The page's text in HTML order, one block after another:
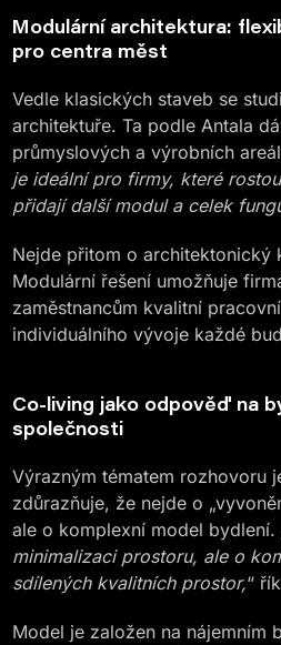
Modulární architektura:
pro centra měst
Vedle klasických staveb se
architektuře. Ta podle Antala
průmyslových a výrobních
je ideální pro firmy, které
přidají další modul a celek
Nejde přitom o architektonický
Modulární řešení umožňuje
zaměstnancům kvalitní
individuálního vývoje každé
Co-living jako odpověď na
společnosti
Výrazným tématem rozhovoru
zdůrazňuje, že nejde o
ale o komplexní model bydlení.
minimalizaci prostoru, ale o
sdílených kvalitních prostor,“
Model je založen na nájemním